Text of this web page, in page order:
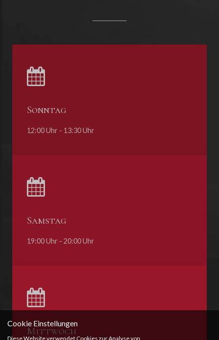
Cookie Einstellungen
Diese Website verwendet Cookies zur Analyse von
Sonntag
12:00 Uhr - 13:30 Uhr
Samstag
19:00 Uhr - 20:00 Uhr
Mittwoch